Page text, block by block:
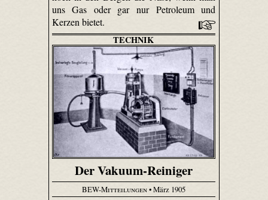
uns Gas oder gar nur Petroleum und
Kerzen bietet.
TECHNIK
Der Vakuum-Reiniger
BEW-Mitteilungen• März 1905